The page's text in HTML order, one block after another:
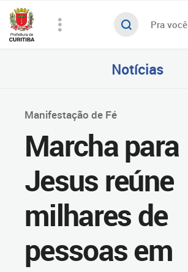
Pra você
Notícias
Manifestação de Fé
Marcha para
Jesus reúne
milhares de
pessoas em